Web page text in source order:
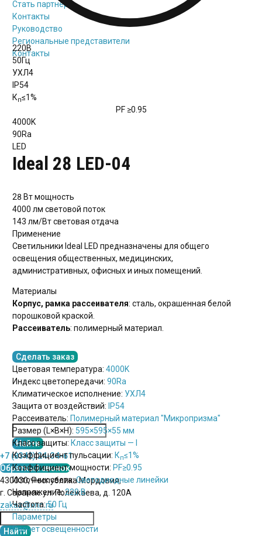
Стать партнёром
Контакты
Руководство
Региональные представители
Контакты
+7 (8342) 24-34-61
Обратный звонок
430030, Республика Мордовия,
г. Саранск. ул. Полежаева, д. 120А
zakaz@xnn.ru
220В
50Гц
УХЛ4
IP54
Кп≤1%
PF ≥0.95
4000K
90Ra
LED
Ideal 28 LED-04
28 Втмощность
4000 лм световой поток
143 лм/Втсветовая отдача
Применение
Светильники Ideal LED предназначены для общего
освещения общественных, медицинских,
административных, офисных и иных помещений.
Материалы
Корпус, рамка рассеивателя: сталь, окрашенная белой
порошковой краской.
Рассеиватель: полимерный материал.
Сделать заказ
Цветовая температура: 4000K
Индекс цветопередачи: 90Ra
Климатическое исполнение: УХЛ4
Защита от воздействий: IP54
Рассеиватель: Полимерный материал "Микропризма"
Размер (L×B×H): 595×595×55 мм
Класс защиты: Класс защиты — I
Коэффициент пульсации: Кп≤1%
Коэффициент мощности: PF≥0.95
Источник света:Светодиодные линейки
Напряжение:220 В
Частота:50 Гц
Параметры
Расчет освещенности